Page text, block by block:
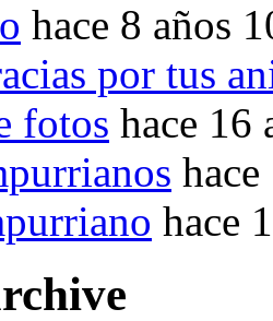
hace 8 años
por tus
fotos hace 16
hace